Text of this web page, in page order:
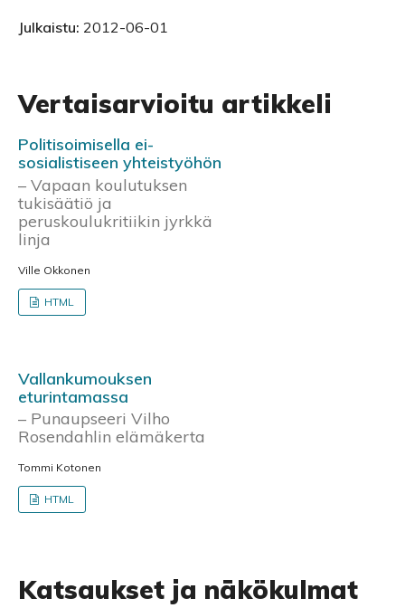
Julkaistu: 2012-06-01
Vertaisarvioitu artikkeli
Politisoimisella ei-
sosialistiseen yhteistyöhön
– Vapaan koulutuksen
tukisäätiö ja
peruskoulukritiikin jyrkkä
linja
Ville Okkonen
HTML
Vallankumouksen
eturintamassa
– Punaupseeri Vilho
Rosendahlin elämäkerta
Tommi Kotonen
HTML
Katsaukset ja näkökulmat